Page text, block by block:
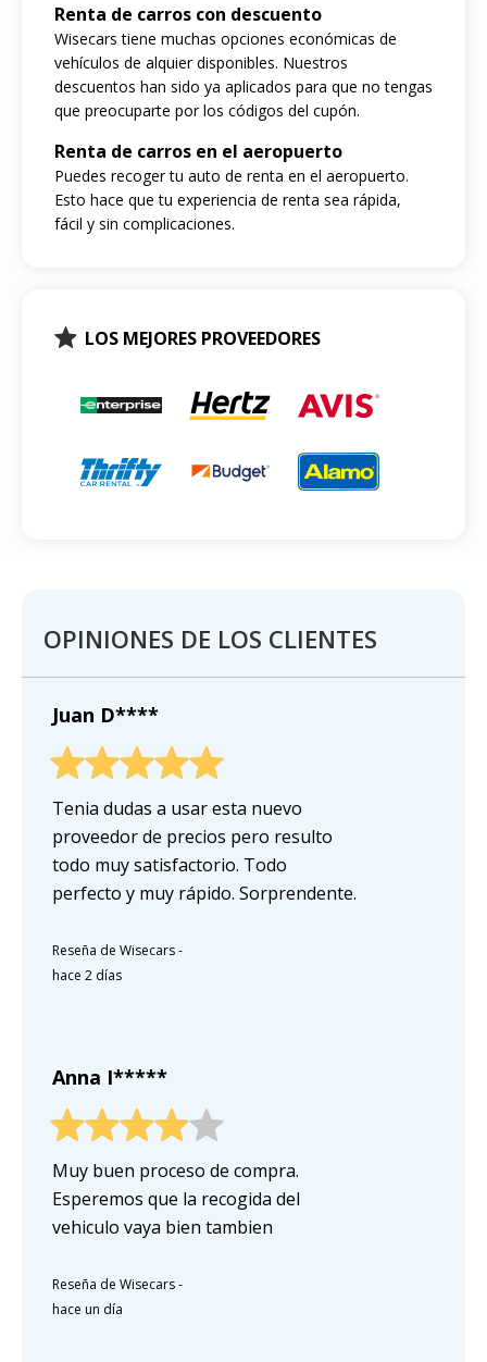
Renta de carros con descuento
Wisecars tiene muchas opciones económicas de
vehículos de alquier disponibles. Nuestros
descuentos han sido ya aplicados para que no tengas
que preocuparte por los códigos del cupón.
Renta de carros en el aeropuerto
Puedes recoger tu auto de renta en el aeropuerto.
Esto hace que tu experiencia de renta sea rápida,
fácil y sin complicaciones.
LOS MEJORES PROVEEDORES
OPINIONES DE LOS CLIENTES
Juan D****
Tenia dudas a usar esta nuevo
proveedor de precios pero resulto
todo muy satisfactorio. Todo
perfecto y muy rápido. Sorprendente.
Reseña de Wisecars-
hace 2 días
Anna I*****
Muy buen proceso de compra.
Esperemos que la recogida del
vehiculo vaya bien tambien
Reseña de Wisecars-
hace un día